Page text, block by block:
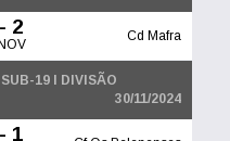
2 Cd Mafra
19 I DIVISÃO
30/11/2024
1